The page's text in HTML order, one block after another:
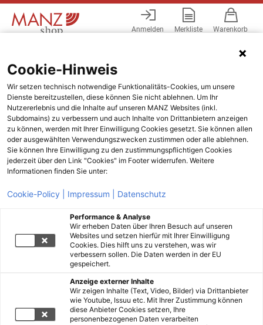
Anmelden Merkliste Warenkorb
Cookie-Hinweis
Wir setzen technisch notwendige Funktionalitäts-Cookies, um unsere
Dienste bereitzustellen, diese können Sie nicht ablehnen. Um Ihr
Nutzererlebnis und die Inhalte auf unseren MANZ Websites (inkl.
Subdomains) zu verbessern und auch Inhalte von Drittanbietern anzeigen
zu können, werden mit Ihrer Einwilligung Cookies gesetzt. Sie können allen
oder ausgewählten Verwendungszwecken zustimmen oder alle ablehnen.
Sie können Ihre Einwilligung zu den zustimmungspflichtigen Cookies
jederzeit über den Link "Cookies" im Footer widerrufen. Weitere
Informationen finden Sie unter:
Cookie-Policy | Impressum | Datenschutz
Performance & Analyse
Wir erheben Daten über Ihren Besuch auf unseren
Websites und setzen hierfür mit Ihrer Einwilligung
Cookies. Dies hilft uns zu verstehen, was wir
verbessern sollen. Die Daten werden in der EU
gespeichert.
Anzeige externer Inhalte
Wir zeigen Inhalte (Text, Video, Bilder) via Drittanbieter
wie Youtube, Issuu etc. Mit Ihrer Zustimmung können
diese Anbieter Cookies setzen, Ihre
personenbezogenen Daten verarbeiten